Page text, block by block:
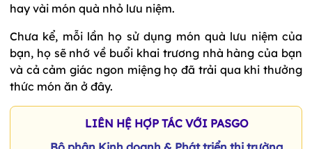
hay vài món quà nhỏ lưu niệm.
Chưa kể, mỗi lần họ sử dụng món quà lưu niệm của
bạn, họ sẽ nhớ về buổi khai trương nhà hàng của bạn
và cả cảm giác ngon miệng họ đã trải qua khi thưởng
thức món ăn ở đây.
LIÊN HỆ HỢP TÁC VỚI PASGO